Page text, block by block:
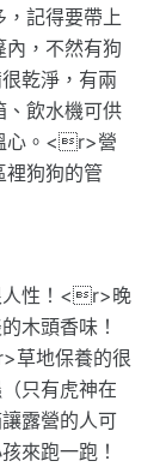
，記得要帶上
，不然有狗
乾淨，有兩
、飲水機可供
心。<r>營
裡狗狗的管
人性！<r>晚
木頭香味！
草地保養的很
只有虎神在
露營的人可
來跑一跑！